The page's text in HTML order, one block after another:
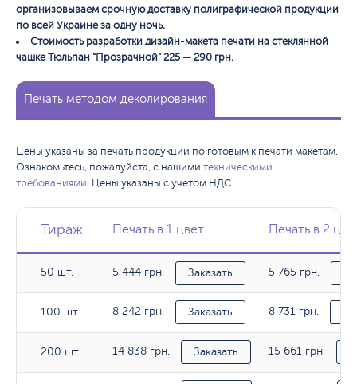
организовываем срочную доставку полиграфической продукции
по всей Украине за одну ночь.
Стоимость разработки дизайн-макета печати на стеклянной
чашке Тюльпан "Прозрачной" 225 — 290 грн.
Печать методом деколирования
Цены указаны за печать продукции по готовым к печати макетам.
Ознакомьтесь, пожалуйста, с нашими техническими
требованиями . Цены указаны с учетом НДС.
Тираж
50 шт.
100 шт.
200 шт.
Тираж Печать в 1 цвет Печать в 2
Тираж Печать в 1 цвет Печать в 2
50 шт. 5 444 грн. Заказать 5 765 грн.
100 шт. 8 242 грн. Заказать 8 731 грн.
200 шт. 14 838 грн. Заказать 15 661 грн.